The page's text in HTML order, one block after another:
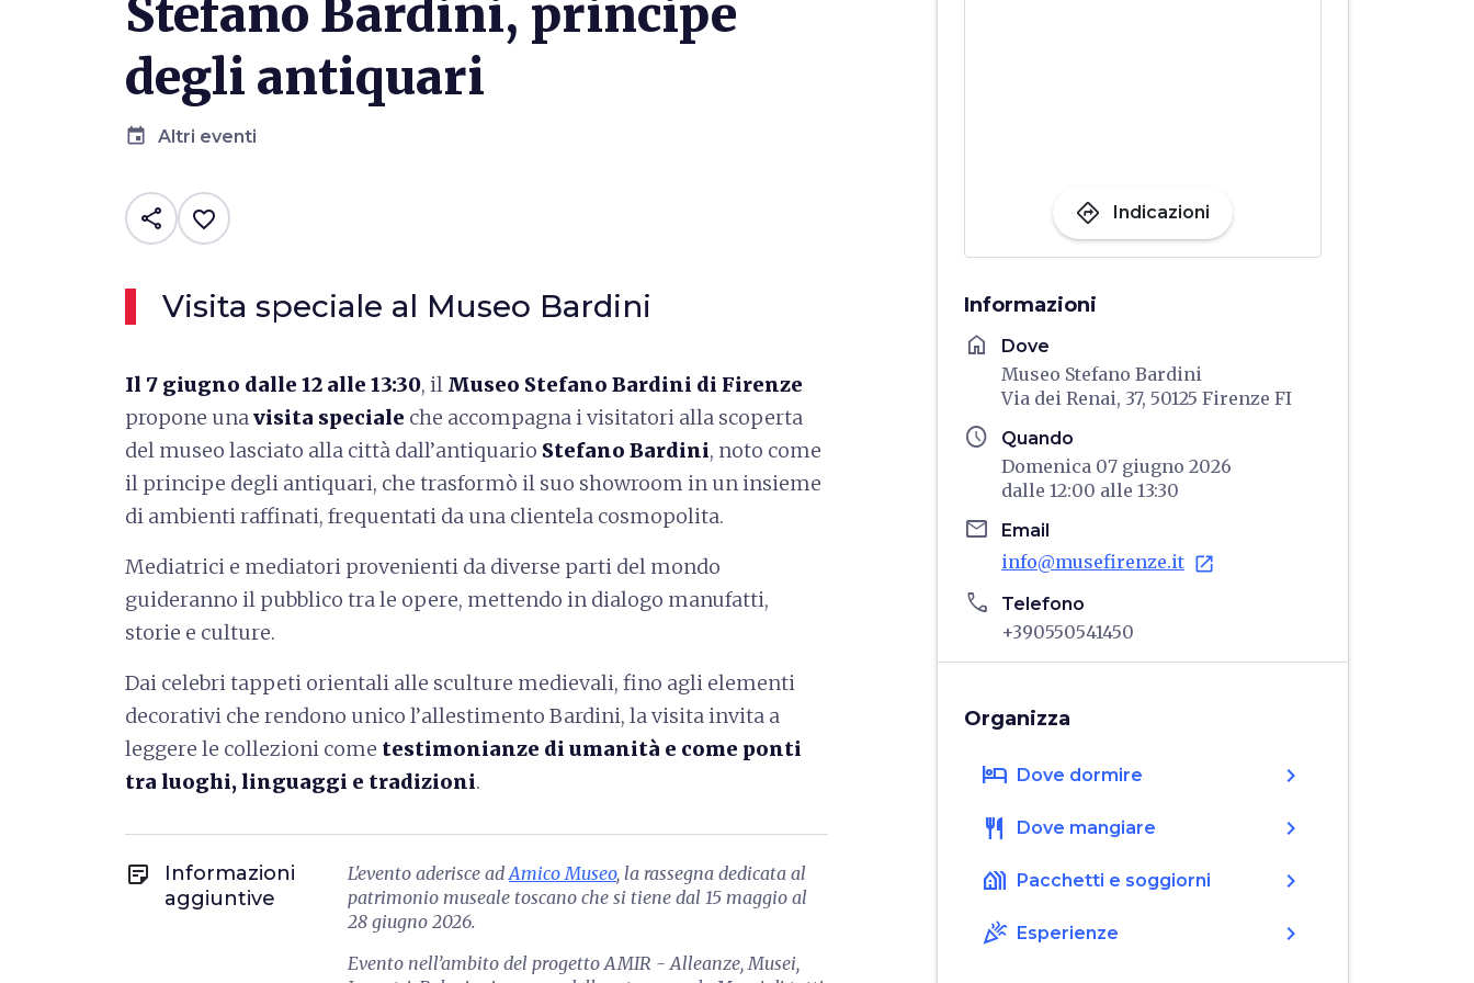
Stefano Bardini, principe
degli antiquari
event Altri eventi
share favorite_border
Visita speciale al Museo Bardini
Il 7 giugno dalle 12 alle 13:30, il Museo Stefano Bardini di Firenze
propone unavisita speciale che accompagna i visitatori alla scoperta
del museo lasciato alla città dall’antiquario Stefano Bardini, noto come
il principe degli antiquari, che trasformò il suo showroom in un insieme
di ambienti raffinati, frequentati da una clientela cosmopolita.
Mediatrici e mediatori provenienti da diverse parti del mondo
guideranno il pubblico tra le opere, mettendo in dialogo manufatti,
storie e culture.
Dai celebri tappeti orientali alle sculture medievali, fino agli elementi
decorativi che rendono unico l’allestimento Bardini, la visita invita a
leggere le collezioni come testimonianze di umanità e come ponti
tra luoghi, linguaggi e tradizioni.
sticky_note_2
Informazioni
aggiuntive
L'evento aderisce adAmico Museo, la rassegna dedicata al
patrimonio museale toscano che si tiene dal 15 maggio al
28 giugno 2026.
Evento nell’ambito del progetto AMIR - Alleanze, Musei,
directions Indicazioni
Informazioni
home Dove
Museo Stefano Bardini
Via dei Renai, 37, 50125 Firenze FI
schedule Quando
Domenica 07 giugno 2026
dalle 12:00 alle 13:30
email Email
info@musefirenze.it open_in_new
phone Telefono
+390550541450
Organizza
hotel Dove dormire chevron_right
restaurant Dove mangiare chevron_right
holiday_village Pacchetti e soggiorni chevron_right
celebration Esperienze chevron_right